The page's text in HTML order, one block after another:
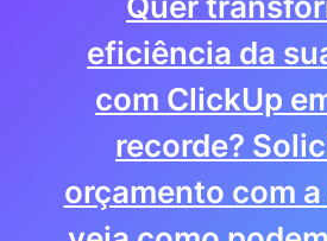
eficiência da
com ClickUp
recorde?
orçamento com